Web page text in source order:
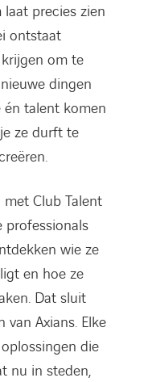
precies zien
ontstaat
om te
dingen
én talent komen
ze durft te
Club Talent
professionals
wie ze
en hoe ze
Dat sluit
van Axians. Elke
die
nu in steden,